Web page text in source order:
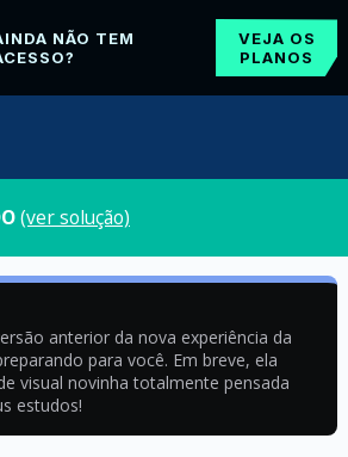
NÃO TEM
VEJA OS
PLANOS
(ver solução)
anterior da nova experiência da
para você. Em breve, ela
visual novinha totalmente pensada
estudos!